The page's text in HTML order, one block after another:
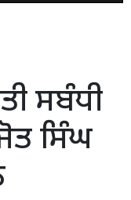
ਸਬੰਧੀ
ਸਿੰਘ